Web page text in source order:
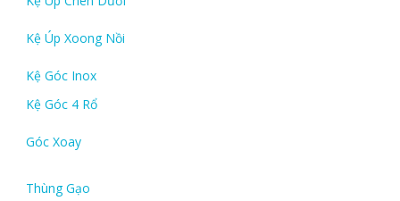
Kệ Úp Xoong Nồi
Kệ Góc Inox
Kệ Góc 4 Rổ
Góc Xoay
Thùng Gạo